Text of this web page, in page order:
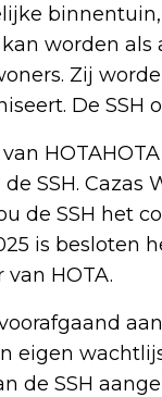
worden
Zij
De SSH
de SSH.
de SSH het
is besloten
HOTA.
eigen
de SSH